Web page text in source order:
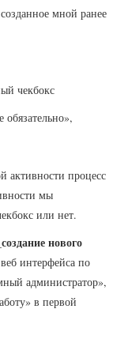
мной ранее
чекбокс
активности процесс
мы
или нет.
нового
интерфейса по
администратор»,
в первой